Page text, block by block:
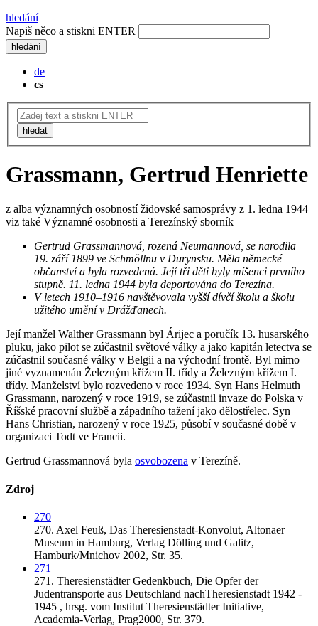
hledání
Napiš něco a stiskni ENTER
hledání
de
cs
hledat
Grassmann, Gertrud Henriette
z alba významných osobností židovské samosprávy z 1. ledna 1944
viz také Významné osobnosti a Terezínský sborník
Gertrud Grassmannová, rozená Neumannová, se narodila
19. září 1899 ve Schmöllnu v Durynsku. Měla německé
občanství a byla rozvedená. Její tři děti byly míšenci prvního
stupně. 11. ledna 1944 byla deportována do Terezína.
V letech 1910–1916 navštěvovala vyšší dívčí školu a školu
užitého umění v Drážďanech.
Její manžel Walther Grassmann byl Árijec a poručík 13. husarského
pluku, jako pilot se zúčastnil světové války a jako kapitán letectva se
zúčastnil současné války v Belgii a na východní frontě. Byl mimo
jiné vyznamenán Železným křížem II. třídy a Železným křížem I.
třídy. Manželství bylo rozvedeno v roce 1934. Syn Hans Helmuth
Grassmann, narozený v roce 1919, se zúčastnil invaze do Polska v
Říšské pracovní službě a západního tažení jako dělostřelec. Syn
Hans Christian, narozený v roce 1925, působí v současné době v
organizaci Todt ve Francii.
Gertrud Grassmannová byla osvobozena v Terezíně.
Zdroj
270
270. Axel Feuß, Das Theresienstadt-Konvolut, Altonaer
Museum in Hamburg, Verlag Dölling und Galitz,
Hamburk/Mnichov 2002, Str. 35.
271
271. Theresienstädter Gedenkbuch, Die Opfer der
Judentransporte aus Deutschland nachTheresienstadt 1942 -
1945 , hrsg. vom Institut Theresienstädter Initiative,
Academia-Verlag, Prag2000, Str. 379.